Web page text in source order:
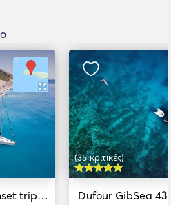
Bavaria 47_Daily & Sunset trip on South Coasts of Crete
(35 κριτικές)
Dufour GibSea 43